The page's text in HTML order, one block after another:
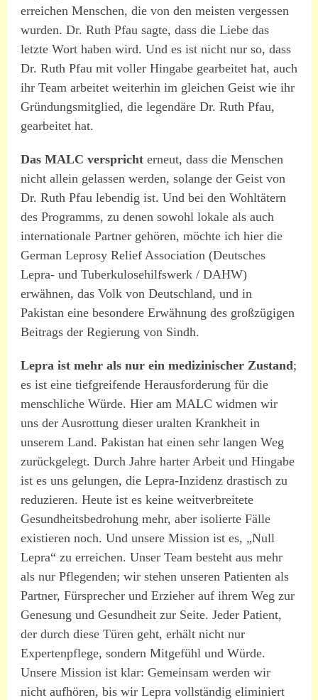
erreichen Menschen, die von den meisten vergessen
wurden. Dr. Ruth Pfau sagte, dass die Liebe das
letzte Wort haben wird. Und es ist nicht nur so, dass
Dr. Ruth Pfau mit voller Hingabe gearbeitet hat, auch
ihr Team arbeitet weiterhin im gleichen Geist wie ihr
Gründungsmitglied, die legendäre Dr. Ruth Pfau,
gearbeitet hat.
Das MALC verspricht erneut, dass die Menschen
nicht allein gelassen werden, solange der Geist von
Dr. Ruth Pfau lebendig ist. Und bei den Wohltätern
des Programms, zu denen sowohl lokale als auch
internationale Partner gehören, möchte ich hier die
German Leprosy Relief Association (Deutsches
Lepra- und Tuberkulosehilfswerk / DAHW)
erwähnen, das Volk von Deutschland, und in
Pakistan eine besondere Erwähnung des großzügigen
Beitrags der Regierung von Sindh.
Lepra ist mehr als nur ein medizinischer Zustand;
es ist eine tiefgreifende Herausforderung für die
menschliche Würde. Hier am MALC widmen wir
uns der Ausrottung dieser uralten Krankheit in
unserem Land. Pakistan hat einen sehr langen Weg
zurückgelegt. Durch Jahre harter Arbeit und Hingabe
ist es uns gelungen, die Lepra-Inzidenz drastisch zu
reduzieren. Heute ist es keine weitverbreitete
Gesundheitsbedrohung mehr, aber isolierte Fälle
existieren noch. Und unsere Mission ist es, „Null
Lepra“ zu erreichen. Unser Team besteht aus mehr
als nur Pflegenden; wir stehen unseren Patienten als
Partner, Fürsprecher und Erzieher auf ihrem Weg zur
Genesung und Gesundheit zur Seite. Jeder Patient,
der durch diese Türen geht, erhält nicht nur
Expertenpflege, sondern Mitgefühl und Würde.
Unsere Mission ist klar: Gemeinsam werden wir
nicht aufhören, bis wir Lepra vollständig eliminiert